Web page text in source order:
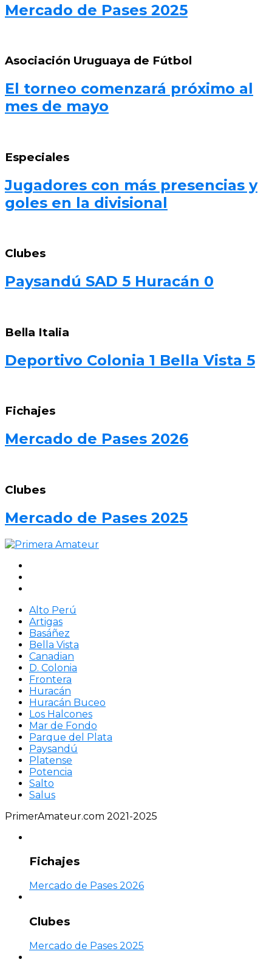
Mercado de Pases 2025
Asociación Uruguaya de Fútbol
El torneo comenzará próximo al
mes de mayo
Especiales
Jugadores con más presencias y
goles en la divisional
Clubes
Paysandú SAD 5 Huracán 0
Bella Italia
Deportivo Colonia 1 Bella Vista 5
Fichajes
Mercado de Pases 2026
Clubes
Mercado de Pases 2025
Alto Perú
Artigas
Basáñez
Bella Vista
Canadian
D. Colonia
Frontera
Huracán
Huracán Buceo
Los Halcones
Mar de Fondo
Parque del Plata
Paysandú
Platense
Potencia
Salto
Salus
PrimerAmateur.com 2021-2025
Fichajes
Mercado de Pases 2026
Clubes
Mercado de Pases 2025